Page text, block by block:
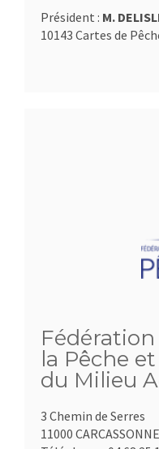
Président : M.
10143 Cartes de
la Pêche
du Milieu
3 Chemin de Serres
11000 CARCASSONNE